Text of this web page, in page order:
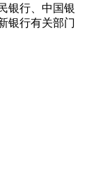
银行、中国银
银行有关部门